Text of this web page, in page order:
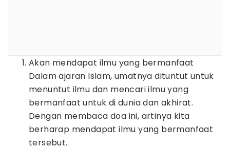
Akan mendapat ilmu yang bermanfaat
Dalam ajaran Islam, umatnya dituntut untuk
menuntut ilmu dan mencari ilmu yang
bermanfaat untuk di dunia dan akhirat.
Dengan membaca doa ini, artinya kita
berharap mendapat ilmu yang bermanfaat
tersebut.